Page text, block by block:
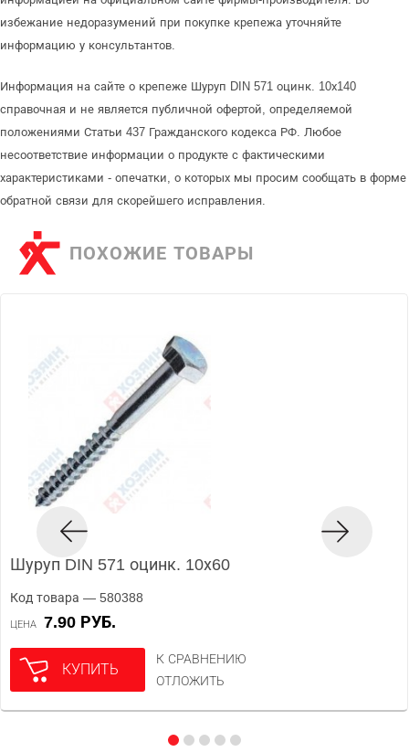
избежание недоразумений при покупке крепежа уточняйте
информацию у консультантов.
Информация на сайте о крепеже Шуруп DIN 571 оцинк. 10х140
справочная и не является публичной офертой, определяемой
положениями Статьи 437 Гражданского кодекса РФ. Любое
несоответствие информации о продукте с фактическими
характеристиками - опечатки, о которых мы просим сообщать в форме
обратной связи для скорейшего исправления.
ПОХОЖИЕ ТОВАРЫ
Шуруп DIN 571 оцинк. 10х60
Код товара — 580388
ЦЕНА 7.90 РУБ.
КУПИТЬ
К СРАВНЕНИЮ
ОТЛОЖИТЬ